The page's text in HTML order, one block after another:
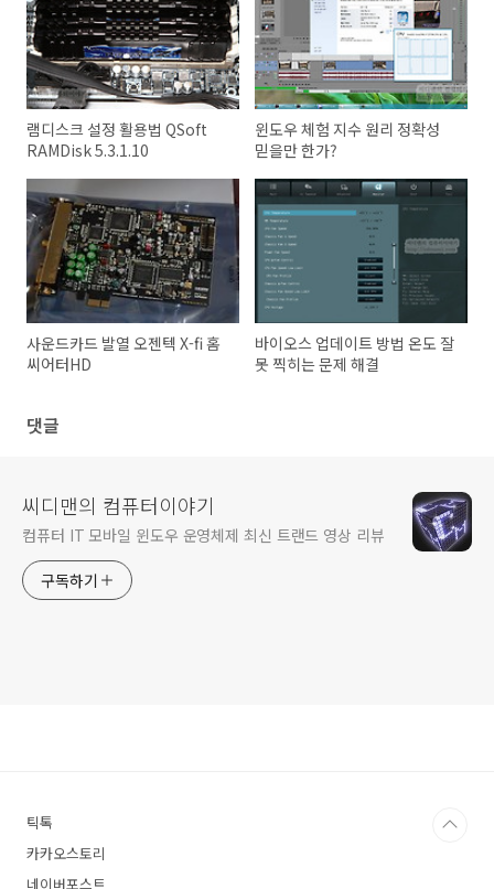
램디스크 설정 활용법 QSoft
RAMDisk 5.3.1.10
윈도우 체험 지수 원리 정확성
믿을만 한가?
사운드카드 발열 오젠텍 X-fi 홈
씨어터HD
바이오스 업데이트 방법 온도 잘
못 찍히는 문제 해결
댓글
씨디맨의 컴퓨터이야기
컴퓨터 IT 모바일 윈도우 운영체제 최신 트랜드 영상 리뷰
구독하기
틱톡
카카오스토리
네이버포스트